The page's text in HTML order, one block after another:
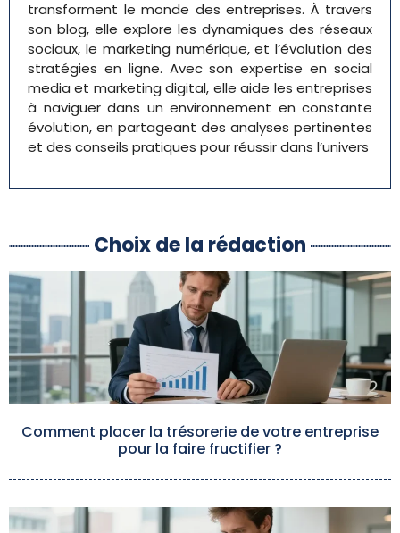
transforment le monde des entreprises. À travers
son blog, elle explore les dynamiques des réseaux
sociaux, le marketing numérique, et l’évolution des
stratégies en ligne. Avec son expertise en social
media et marketing digital, elle aide les entreprises
à naviguer dans un environnement en constante
évolution, en partageant des analyses pertinentes
et des conseils pratiques pour réussir dans l’univers
Choix de la rédaction
Comment placer la trésorerie de votre entreprise
pour la faire fructifier ?